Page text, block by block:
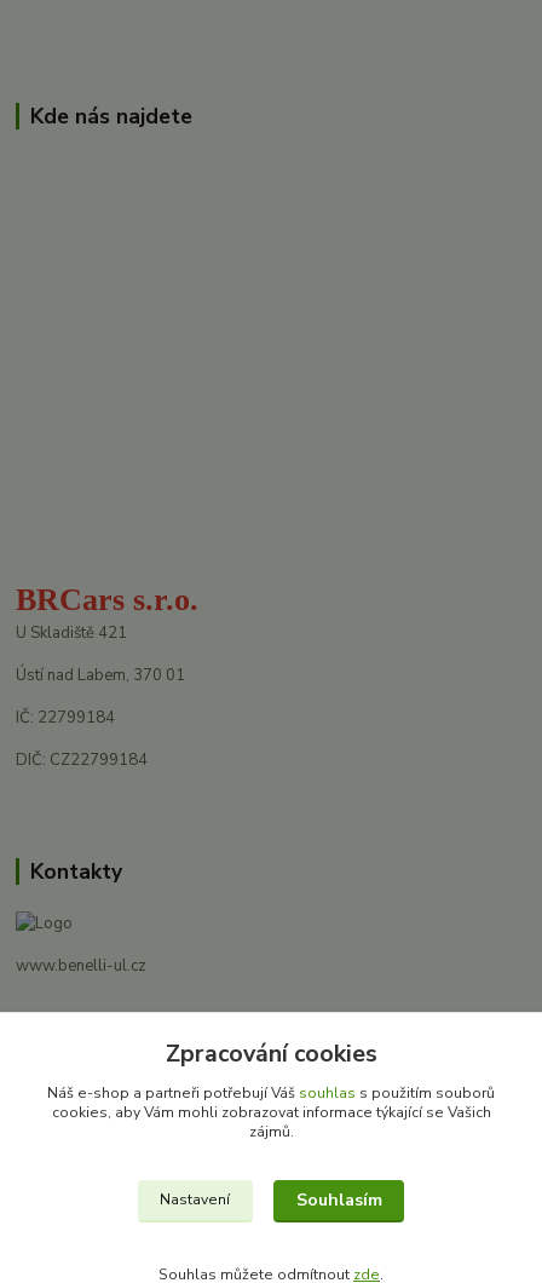
Kde nás najdete
BRCars s.r.o.
U Skladiště 421
Ústí nad Labem, 370 01
IČ: 22799184
DIČ: CZ22799184
Kontakty
www.benelli-ul.cz
info@benelli-ul.cz
BRCars s.r.o.
Zpracování cookies
Náš e-shop a partneři potřebují Váš souhlas s použitím souborů
cookies, aby Vám mohli zobrazovat informace týkající se Vašich
zájmů.
Nastavení Souhlasím
Souhlas můžete odmítnout zde.